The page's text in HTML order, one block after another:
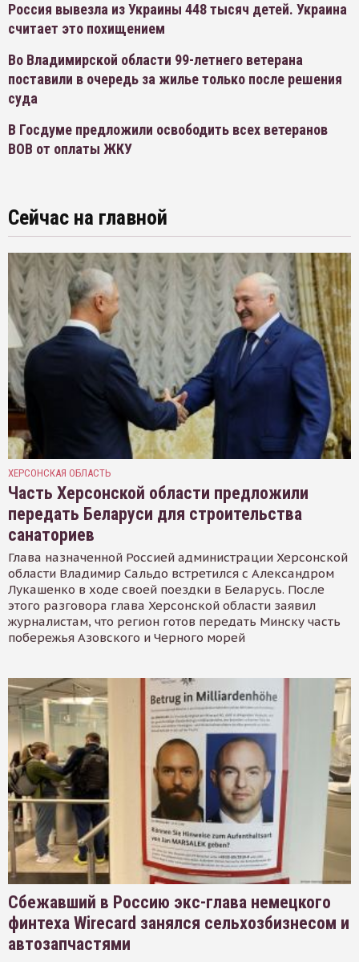
Россия вывезла из Украины 448 тысяч детей. Украина
считает это похищением
Во Владимирской области 99-летнего ветерана
поставили в очередь за жилье только после решения
суда
В Госдуме предложили освободить всех ветеранов
ВОВ от оплаты ЖКУ
Сейчас на главной
ХЕРСОНСКАЯ ОБЛАСТЬ
Часть Херсонской области предложили
передать Беларуси для строительства
санаториев
Глава назначенной Россией администрации Херсонской
области Владимир Сальдо встретился с Александром
Лукашенко в ходе своей поездки в Беларусь. После
этого разговора глава Херсонской области заявил
журналистам, что регион готов передать Минску часть
побережья Азовского и Черного морей
Сбежавший в Россию экс-глава немецкого
финтеха Wirecard занялся сельхозбизнесом и
автозапчастями